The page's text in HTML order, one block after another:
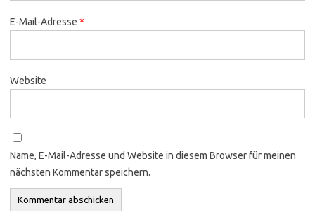
E-Mail-Adresse *
Website
Name, E-Mail-Adresse und Website in diesem Browser für meinen
nächsten Kommentar speichern.